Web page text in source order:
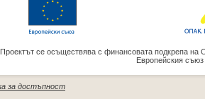
Проектът се осъществява с финансовата подкрепа на
Европейския
за достъпност